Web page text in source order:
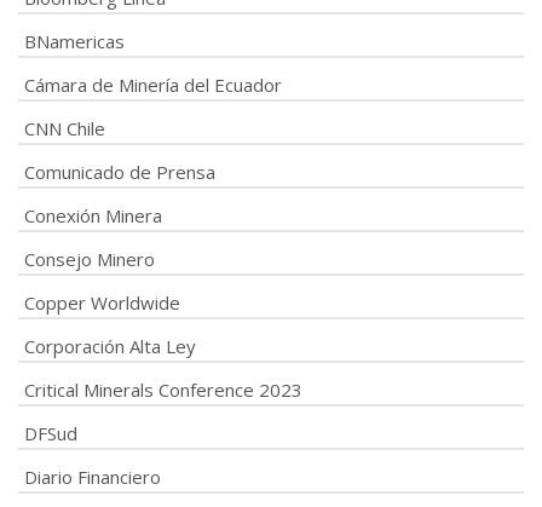
BNamericas
Cámara de Minería del Ecuador
CNN Chile
Comunicado de Prensa
Conexión Minera
Consejo Minero
Copper Worldwide
Corporación Alta Ley
Critical Minerals Conference 2023
DFSud
Diario Financiero